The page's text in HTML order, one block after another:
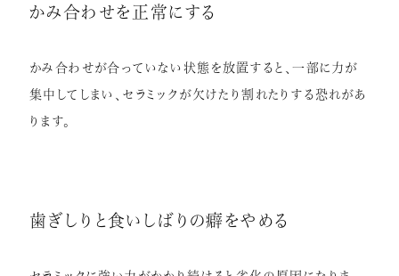
かみ合わせを正常にする
かみ合わせが合っていない状態を放置すると、一部に力が
集中してしまい、セラミックが欠けたり割れたりする恐れがあ
ります。
歯ぎしりと食いしばりの癖をやめる